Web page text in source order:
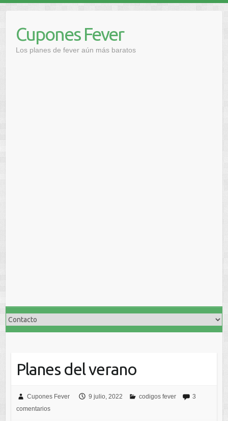
contenidoCupones Fever
Los planes de fever aún más baratos
Planes del verano
Cupones Fever 9 julio, 2022 codigos fever
3
comentarios